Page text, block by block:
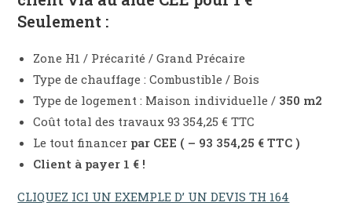
Seulement :
Zone H1 / Précarité / Grand Précaire
Type de chauffage : Combustible / Bois
Type de logement : Maison individuelle / 350 m2
Coût total des travaux 93 354,25 € TTC
Le tout financer par CEE ( – 93 354,25 € TTC )
Client à payer 1 € !
CLIQUEZ ICI UN EXEMPLE D’ UN DEVIS TH 164